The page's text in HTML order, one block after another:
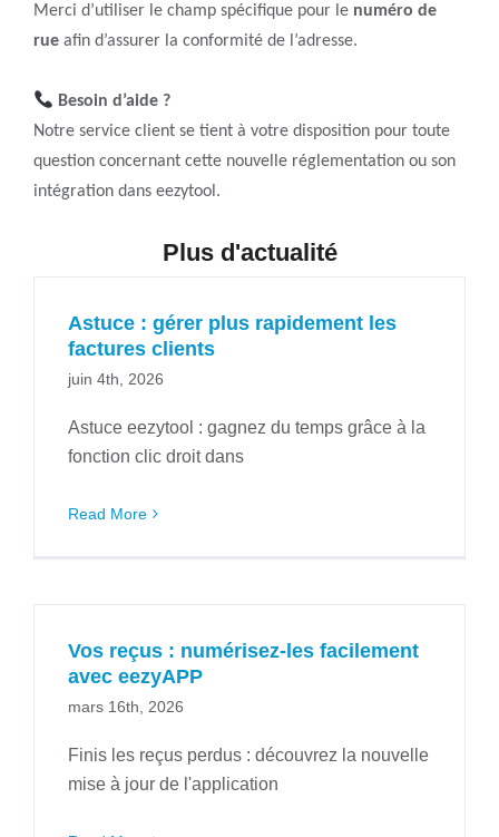
Merci d’utiliser le champ spécifique pour le numéro de
rueafin d’assurer la conformité de l’adresse.
Besoin d’aide ?
Notre service client se tient à votre disposition pour toute
question concernant cette nouvelle réglementation ou son
intégration dans eezytool.
Plus d'actualité
Astuce : gérer plus rapidement les
factures clients
juin 4th, 2026
Astuce eezytool : gagnez du temps grâce à la
fonction clic droit dans
Read More
Vos reçus : numérisez-les facilement
avec eezyAPP
mars 16th, 2026
Finis les reçus perdus : découvrez la nouvelle
mise à jour de l'application